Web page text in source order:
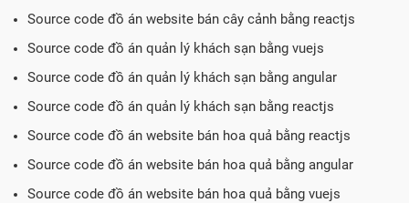
Source code đồ án website bán cây cảnh bằng reactjs
Source code đồ án quản lý khách sạn bằng vuejs
Source code đồ án quản lý khách sạn bằng angular
Source code đồ án quản lý khách sạn bằng reactjs
Source code đồ án website bán hoa quả bằng reactjs
Source code đồ án website bán hoa quả bằng angular
Source code đồ án website bán hoa quả bằng vuejs